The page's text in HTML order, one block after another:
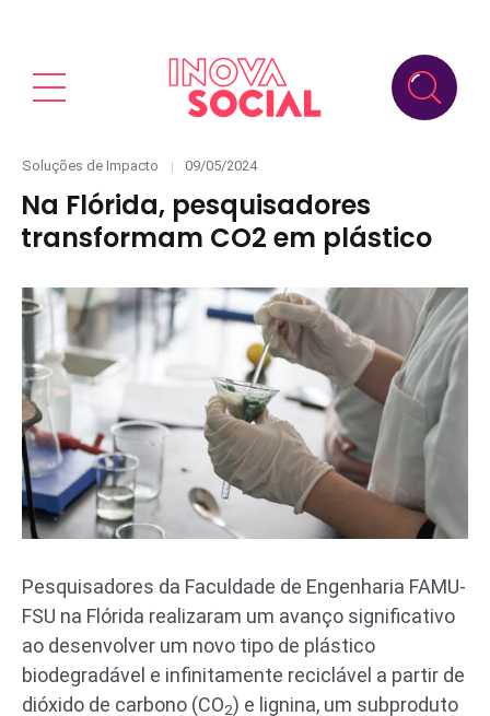
Categories
Soluções de Impacto
Posted
09/05/2024
Na Flórida, pesquisadores
transformam CO2 em plástico
Pesquisadores da Faculdade de Engenharia FAMU-
FSU na Flórida realizaram um avanço significativo
ao desenvolver um novo tipo de plástico
biodegradável e infinitamente reciclável a partir de
dióxido de carbono (CO2) e lignina, um subproduto